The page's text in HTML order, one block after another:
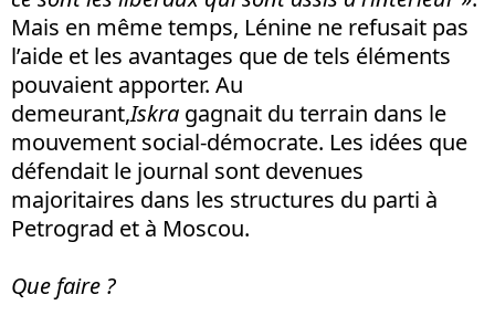
Mais en même temps, Lénine ne refusait pas
l’aide et les avantages que de tels éléments
pouvaient apporter. Au
demeurant,Iskra gagnait du terrain dans le
mouvement social-démocrate. Les idées que
défendait le journal sont devenues
majoritaires dans les structures du parti à
Petrograd et à Moscou.
Que faire ?